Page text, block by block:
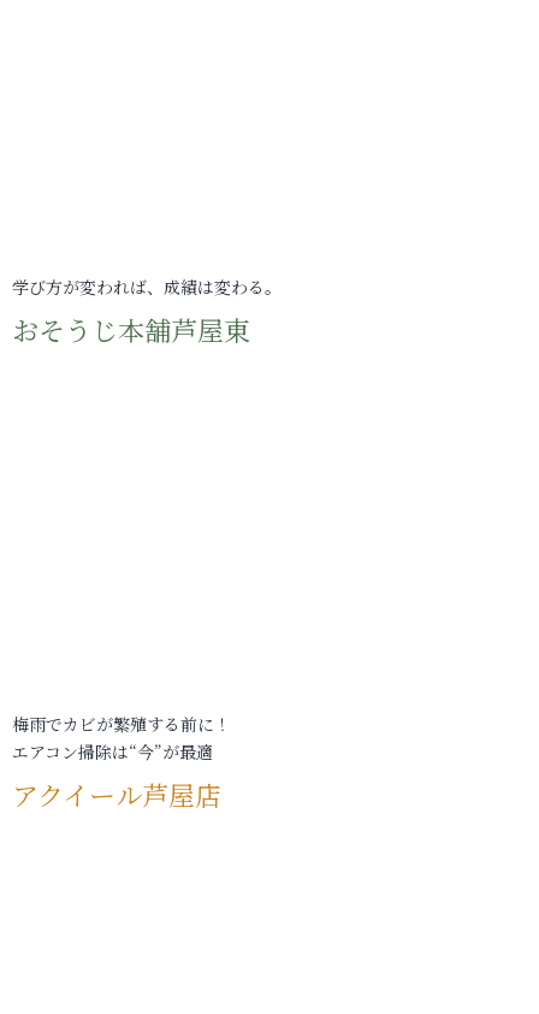
学び方が変われば、成績は変わる。
おそうじ本舗芦屋東
梅雨でカビが繁殖する前に！
エアコン掃除は“今”が最適
アクイール芦屋店